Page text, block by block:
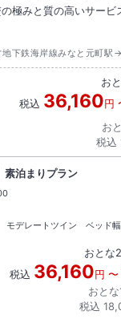
極みと質の高いサービ
地下鉄海岸線みなと元町駅
お
税込 36,160円
お
税込
素泊まりプラン
クアウト
モデレートツイン ベッド
おとな2
税込 36,160円 〜
おと
税込